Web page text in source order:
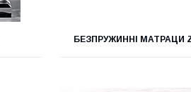
БЕЗПРУЖИННІ МАТРАЦИ